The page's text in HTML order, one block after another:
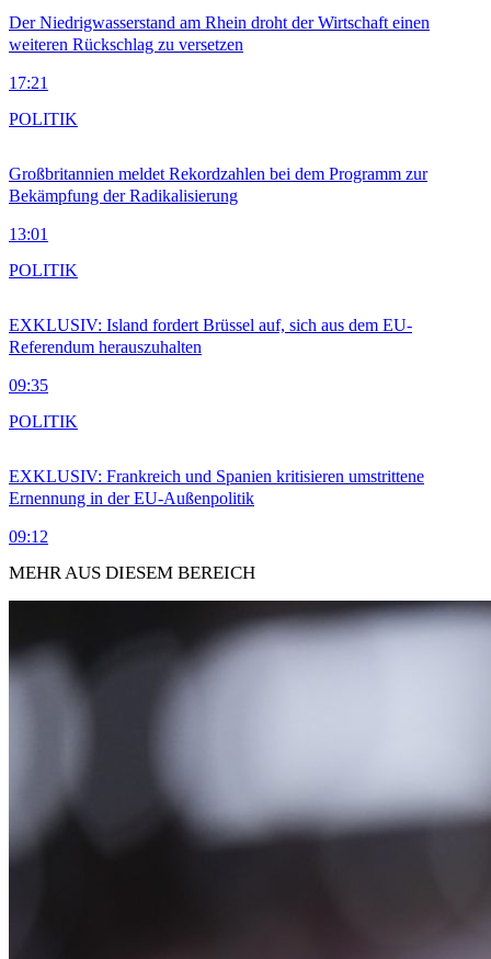
Der Niedrigwasserstand am Rhein droht der Wirtschaft einen
weiteren Rückschlag zu versetzen
17:21
Großbritannien meldet Rekordzahlen bei dem Programm zur
Bekämpfung der Radikalisierung
13:01
POLITIK
EXKLUSIV: Island fordert Brüssel auf, sich aus dem EU-
Referendum herauszuhalten
09:35
POLITIK
EXKLUSIV: Frankreich und Spanien kritisieren umstrittene
Ernennung in der EU-Außenpolitik
09:12
POLITIK
MEHR AUS DIESEM BEREICH